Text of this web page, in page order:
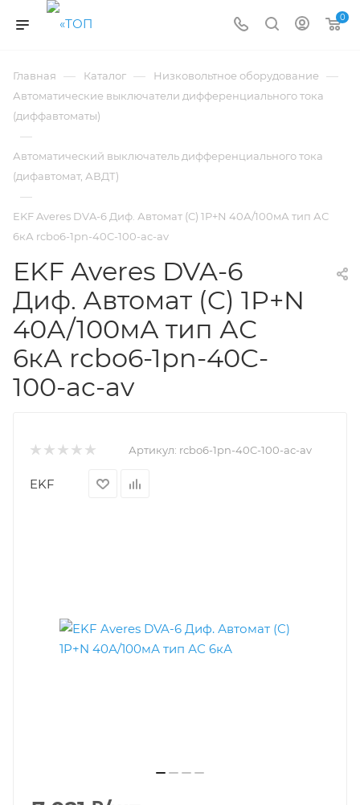
0
Главная — Каталог — Низковольтное оборудование —
Автоматические выключатели дифференциального тока
(диффавтоматы)
—
Автоматический выключатель дифференциального тока
(дифавтомат, АВДТ)
—
EKF Averes DVA-6 Диф. Автомат (C) 1P+N 40А/100мА тип АС
6кА rcbo6-1pn-40C-100-ac-av
EKF Averes DVA-6
Диф. Автомат (C) 1P+N
40А/100мА тип АС
6кА rcbo6-1pn-40C-
100-ac-av
Артикул: rcbo6-1pn-40C-100-ac-av
EKF